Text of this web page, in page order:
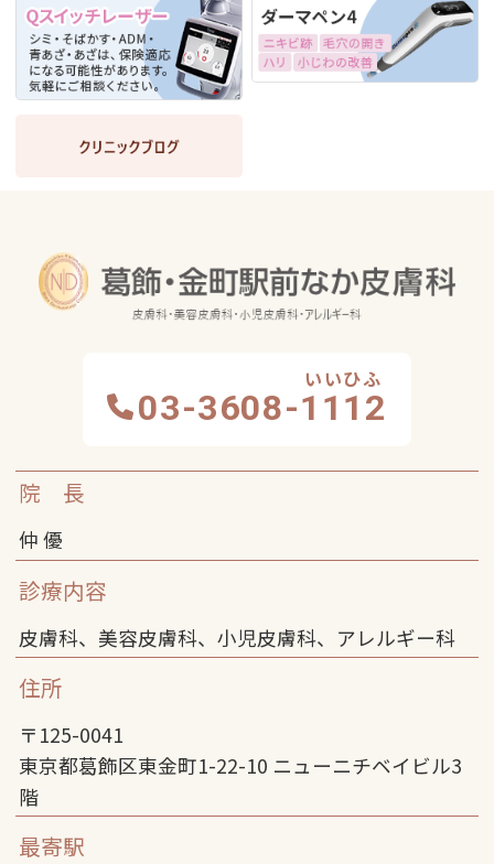
03-3608-1112
院 長
仲 優
診療内容
皮膚科、美容皮膚科、小児皮膚科、アレルギー科
住所
〒125-0041
東京都葛飾区東金町1-22-10 ニューニチベイビル3
階
最寄駅